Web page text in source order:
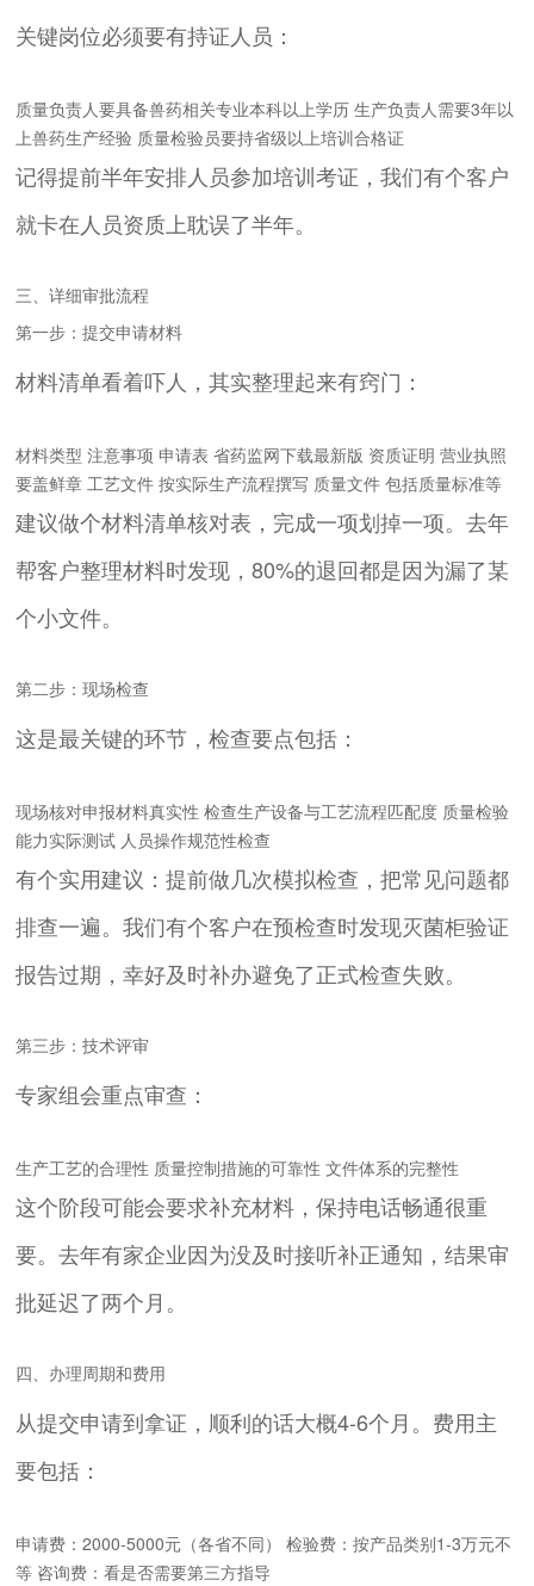
关键岗位必须要有持证人员：
质量负责人要具备兽药相关专业本科以上学历 生产负责人需要3年以
上兽药生产经验 质量检验员要持省级以上培训合格证
记得提前半年安排人员参加培训考证，我们有个客户
就卡在人员资质上耽误了半年。
三、详细审批流程
第一步：提交申请材料
材料清单看着吓人，其实整理起来有窍门：
材料类型 注意事项 申请表 省药监网下载最新版 资质证明 营业执照
要盖鲜章 工艺文件 按实际生产流程撰写 质量文件 包括质量标准等
建议做个材料清单核对表，完成一项划掉一项。去年
帮客户整理材料时发现，80%的退回都是因为漏了某
个小文件。
第二步：现场检查
这是最关键的环节，检查要点包括：
现场核对申报材料真实性 检查生产设备与工艺流程匹配度 质量检验
能力实际测试 人员操作规范性检查
有个实用建议：提前做几次模拟检查，把常见问题都
排查一遍。我们有个客户在预检查时发现灭菌柜验证
报告过期，幸好及时补办避免了正式检查失败。
第三步：技术评审
专家组会重点审查：
生产工艺的合理性 质量控制措施的可靠性 文件体系的完整性
这个阶段可能会要求补充材料，保持电话畅通很重
要。去年有家企业因为没及时接听补正通知，结果审
批延迟了两个月。
四、办理周期和费用
从提交申请到拿证，顺利的话大概4-6个月。费用主
要包括：
申请费：2000-5000元（各省不同） 检验费：按产品类别1-3万元不
等 咨询费：看是否需要第三方指导